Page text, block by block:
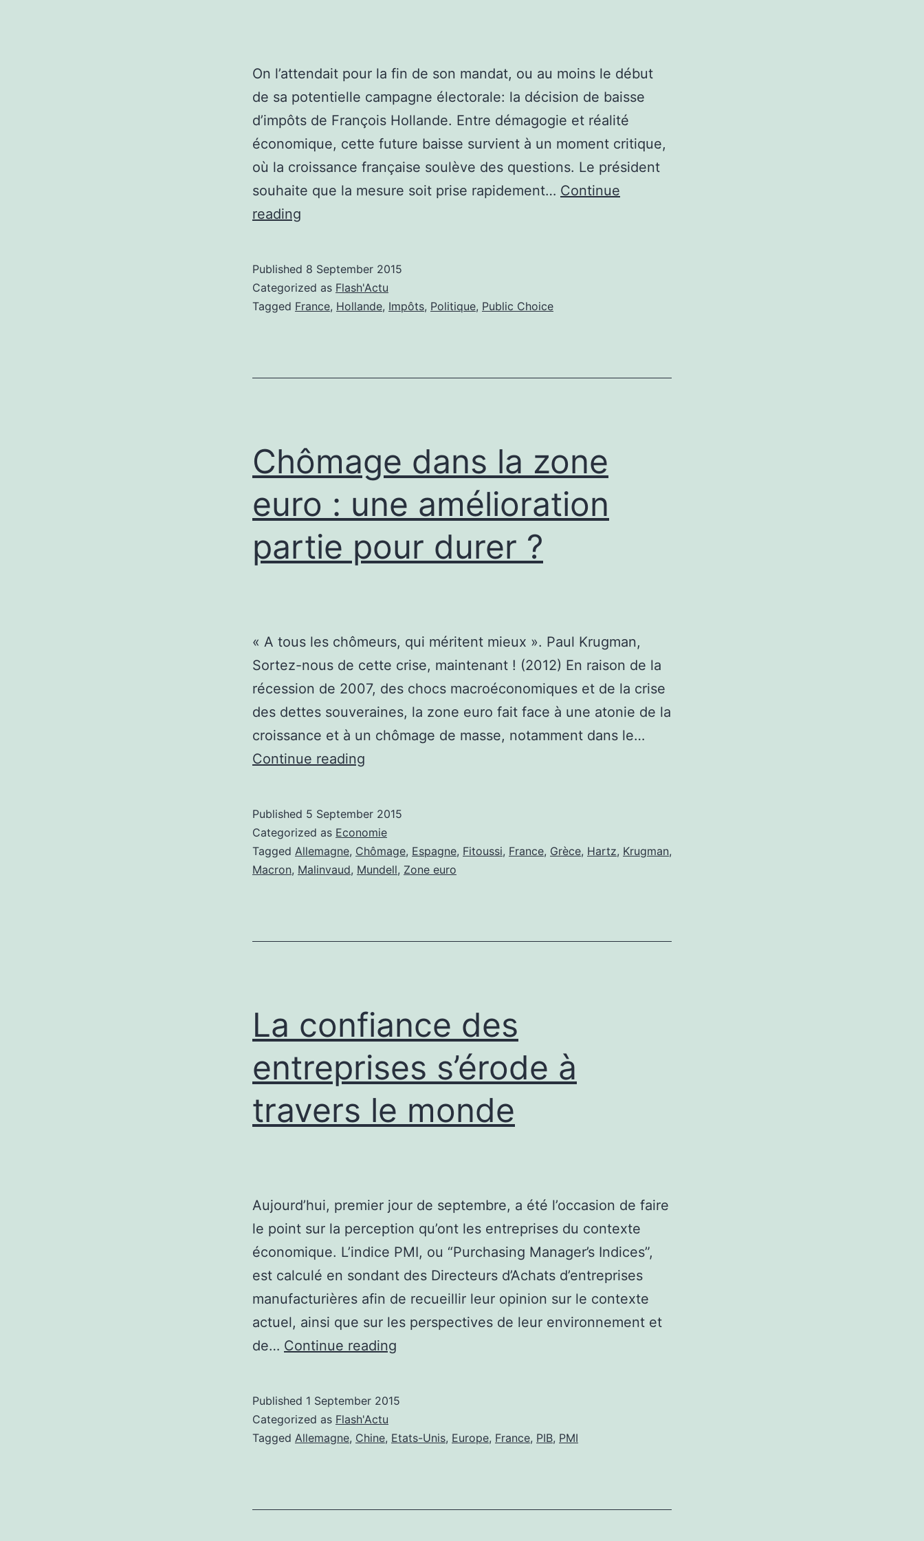
On l’attendait pour la fin de son mandat, ou au moins le début
de sa potentielle campagne électorale: la décision de baisse
d’impôts de François Hollande. Entre démagogie et réalité
économique, cette future baisse survient à un moment critique,
où la croissance française soulève des questions. Le président
souhaite que la mesure soit prise rapidement… Continue
reading
d’impôts
Published 8 September 2015
Categorized as Flash'Actu
Tagged France, Hollande, Impôts, Politique, Public Choice
Chômage dans la zone
euro : une amélioration
partie pour durer ?
« A tous les chômeurs, qui méritent mieux ». Paul Krugman,
Sortez-nous de cette crise, maintenant ! (2012) En raison de la
récession de 2007, des chocs macroéconomiques et de la crise
des dettes souveraines, la zone euro fait face à une atonie de la
croissance et à un chômage de masse, notamment dans le…
Continue reading
zone
euro
:
partie
?
Published 5 September 2015
Categorized as Economie
Tagged Allemagne, Chômage, Espagne, Fitoussi, France, Grèce, Hartz, Krugman,
Macron, Malinvaud, Mundell, Zone euro
La confiance des
entreprises s’érode à
travers le monde
Aujourd’hui, premier jour de septembre, a été l’occasion de faire
le point sur la perception qu’ont les entreprises du contexte
économique. L’indice PMI, ou “Purchasing Manager’s Indices”,
est calculé en sondant des Directeurs d’Achats d’entreprises
manufacturières afin de recueillir leur opinion sur le contexte
actuel, ainsi que sur les perspectives de leur environnement et
de… Continue reading
s’érode
le
Published 1 September 2015
Categorized as Flash'Actu
Tagged Allemagne, Chine, Etats-Unis, Europe, France, PIB, PMI